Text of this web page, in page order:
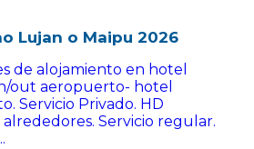
Lujan o Maipu 2026
de alojamiento en hotel
out aeropuerto- hotel
Servicio Privado. HD
Servicio regular.